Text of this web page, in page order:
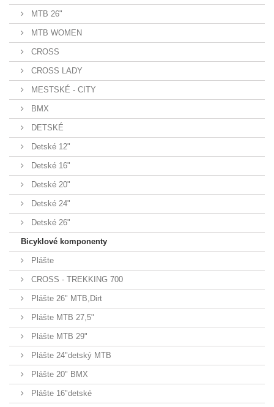
MTB 26"
MTB WOMEN
CROSS
CROSS LADY
MESTSKÉ - CITY
BMX
DETSKÉ
Detské 12"
Detské 16"
Detské 20"
Detské 24"
Detské 26"
Bicyklové komponenty
Plášte
CROSS - TREKKING 700
Plášte 26" MTB,Dirt
Plášte MTB 27,5"
Plášte MTB 29"
Plášte 24"detský MTB
Plášte 20" BMX
Plášte 16"detské